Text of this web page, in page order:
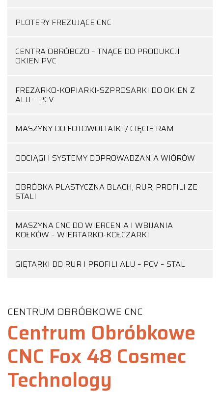
PLOTERY FREZUJĄCE CNC
CENTRA OBRÓBCZO – TNĄCE DO PRODUKCJI
OKIEN PVC
FREZARKO-KOPIARKI-SZPROSARKI DO OKIEN Z
ALU – PCV
MASZYNY DO FOTOWOLTAIKI / CIĘCIE RAM
ODCIĄGI I SYSTEMY ODPROWADZANIA WIÓRÓW
OBRÓBKA PLASTYCZNA BLACH, RUR, PROFILI ZE
STALI
MASZYNA CNC DO WIERCENIA I WBIJANIA
KOŁKÓW – WIERTARKO-KOŁCZARKI
GIĘTARKI DO RUR I PROFILI ALU – PCV – STAL
CENTRUM OBRÓBKOWE CNC
Centrum Obróbkowe
CNC Fox 48 Cosmec
Technology